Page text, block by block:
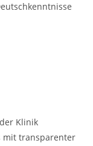
Klinik
mit transparenter